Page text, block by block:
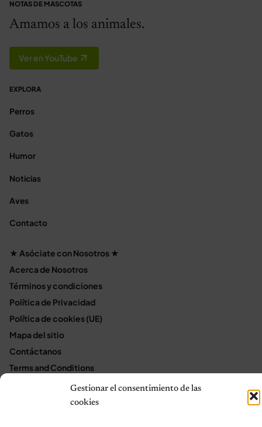
Gestionar el consentimiento de las
cookies
NOTAS DE MASCOTAS
Amamos a los animales.
Ver en YouTube
EXPLORA
Perros
Gatos
Humor
Noticias
Aves
Contacto
★ Asóciate con Nosotros ★
Acerca de Nosotros
Términos y condiciones
Política de Privacidad
Política de cookies (UE)
Mapa del sitio
Contáctanos
Terms and Conditions